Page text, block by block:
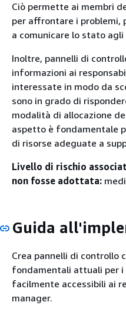
Ciò permette ai membri
per affrontare i problemi,
a comunicare lo stato
Inoltre, pannelli di
informazioni ai
interessate in modo da
sono in grado di
modalità di allocazione
aspetto è fondamentale
di risorse adeguate a
Livello di rischio
non fosse adottata:
Guida
Crea pannelli di controllo
fondamentali attuali per
facilmente accessibili ai
manager.